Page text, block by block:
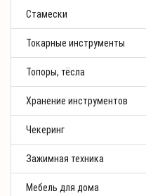
Стамески
Токарные инструменты
Топоры, тёсла
Хранение инструментов
Чекеринг
Зажимная техника
Мебель для дома